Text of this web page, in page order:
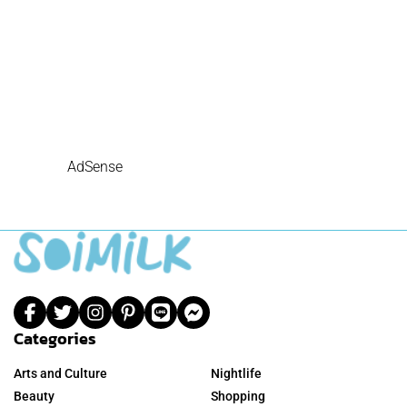
AdSense
Categories
Arts and Culture
Beauty
Nightlife
Shopping